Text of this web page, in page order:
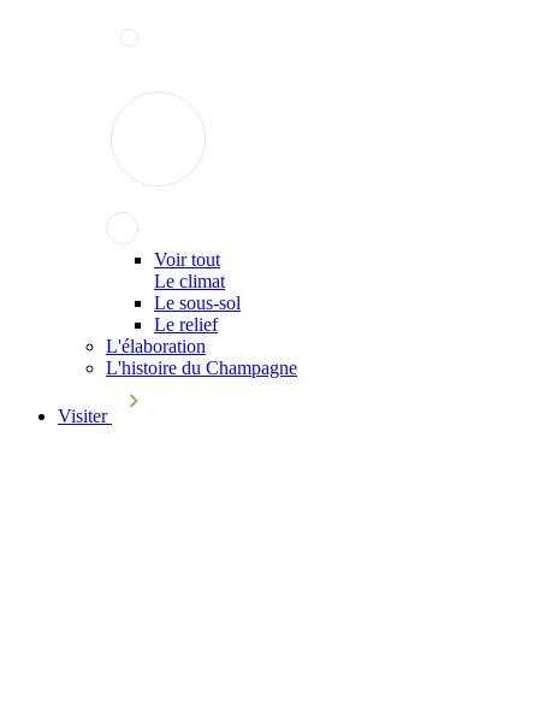
Voir tout
Le climat
Le sous-sol
Le relief
L'élaboration
L'histoire du Champagne
Visiter